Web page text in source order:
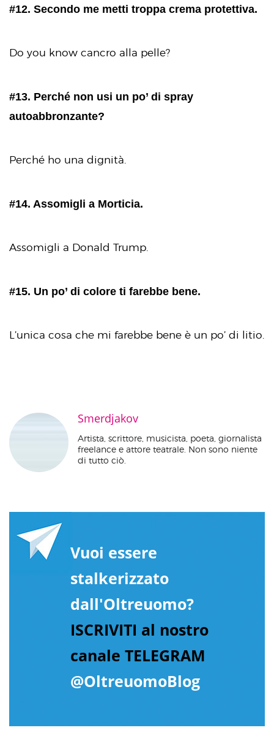
#12. Secondo me metti troppa crema protettiva.
Do you know cancro alla pelle?
#13. Perché non usi un po’ di spray
autoabbronzante?
Perché ho una dignità.
#14. Assomigli a Morticia.
Assomigli a Donald Trump.
#15. Un po’ di colore ti farebbe bene.
L’unica cosa che mi farebbe bene è un po’ di litio.
Smerdjakov
Artista, scrittore, musicista, poeta, giornalista
freelance e attore teatrale. Non sono niente
di tutto ciò.
Vuoi essere
stalkerizzato
dall'Oltreuomo?
ISCRIVITI al nostro
canale TELEGRAM
@OltreuomoBlog